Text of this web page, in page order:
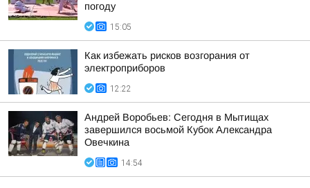
погоду
15:05
Как избежать рисков возгорания от
электроприборов
12:22
Андрей Воробьев: Сегодня в Мытищах
завершился восьмой Кубок Александра
Овечкина
14:54